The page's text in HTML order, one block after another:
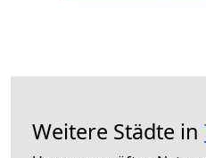
Weitere Städte in